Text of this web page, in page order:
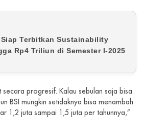
Siap Terbitkan Sustainability
Rp4 Triliun di Semester I-2025
secara progresif. Kalau sebulan saja bisa
BSI mungkin setidaknya bisa menambah
1,2 juta sampai 1,5 juta per tahunnya,”